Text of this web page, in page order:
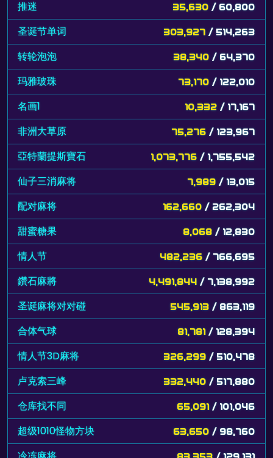
推迷 35,630 / 60,800
圣诞节单词 303,927 / 514,263
转轮泡泡 38,340 / 64,370
玛雅玻珠 73,170 / 122,010
名画1 10,332 / 17,167
非洲大草原 75,276 / 123,967
亞特蘭提斯寶石 1,073,776 / 1,755,542
仙子三消麻将 7,989 / 13,015
配对麻将 162,660 / 262,304
甜蜜糖果 8,068 / 12,830
情人节 482,236 / 766,695
鑽石麻將 4,491,844 / 7,138,992
圣诞麻将对对碰 545,913 / 863,119
合体气球 81,781 / 128,394
情人节3D麻将 326,299 / 510,478
卢克索三峰 332,440 / 517,880
仓库找不同 65,091 / 101,046
超级1010怪物方块 63,650 / 98,760